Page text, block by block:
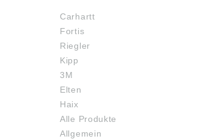
Carhartt
Fortis
Riegler
Kipp
3M
Elten
Haix
Alle Produkte
Allgemein